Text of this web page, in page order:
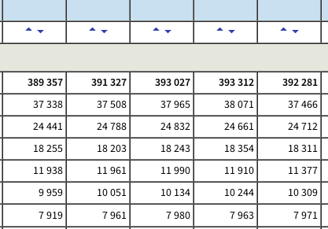
389 357 391 327 393 027 393 312
392 281
37 338 37 508 37 965 38 071
37 466
24 441 24 788 24 832 24 661
24 712
18 255 18 203 18 243 18 354
18 311
11 938 11 961 11 990 11 910
11 377
9 959 10 051 10 134 10 244
10 309
7 919 7 961 7 980 7 963
7 971